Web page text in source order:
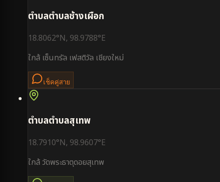
ตำบลตำบลช้างเผือก
18.8062°N, 98.9788°E
ใกล้ เซ็นทรัล เฟสติวัล เชียงใหม่
เช็คคู่สาย
ตำบลตำบลสุเทพ
18.7910°N, 98.9607°E
ใกล้วัดพระธาตุดอยสุเทพ